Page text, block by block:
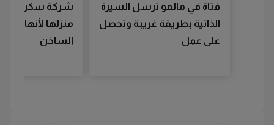
فتاة في مالمو ترسل السيرة
الذاتية بطريقة غريبة وتحصل
على عمل
شركة سكن
منزلها لأنها لم
الساخن